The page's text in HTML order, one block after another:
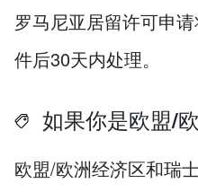
罗马尼亚居留许可申
件后30天内处理。
如果你是欧盟/
欧盟/欧洲经济区和瑞